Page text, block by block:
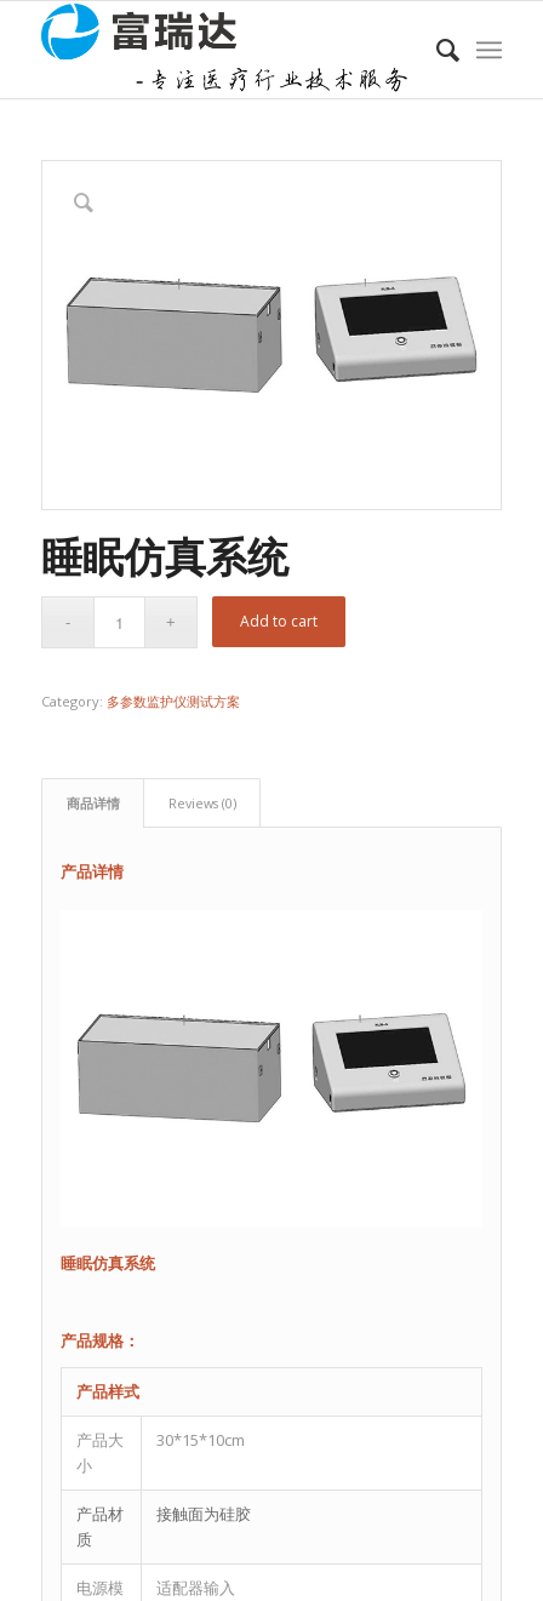
睡眠仿真系统
Add to cart
Category: 多参数监护仪测试方案
商品详情 Reviews (0)
产品详情
睡眠仿真系统
产品规格：
产品样式
产品大
小
30*15*10cm
产品材
质
接触面为硅胶
电源模
适配器输入